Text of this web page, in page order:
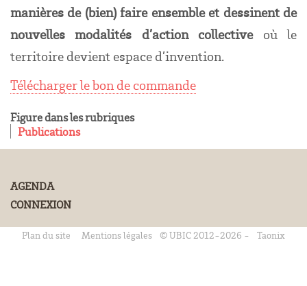
manières de (bien) faire ensemble et dessinent de
nouvelles modalités d’action collectiveoù le
territoire devient espace d’invention.
Télécharger le bon de commande
Figure dans les rubriques
Publications
AGENDA
CONNEXION
Plan du site Mentions légales © UBIC 2012-2026 - Taonix